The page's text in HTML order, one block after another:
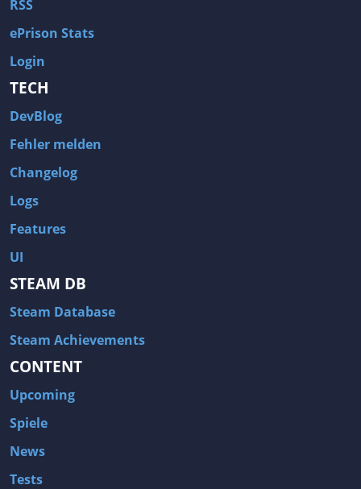
RSS
ePrison Stats
Login
TECH
DevBlog
Fehler melden
Changelog
Logs
Features
UI
STEAM DB
Steam Database
Steam Achievements
CONTENT
Upcoming
Spiele
News
Tests